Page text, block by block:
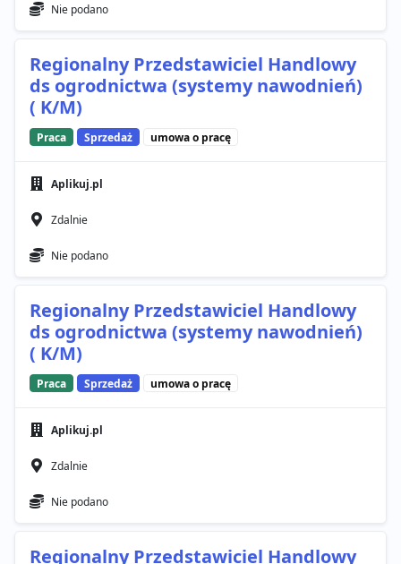
Nie podano
Regionalny Przedstawiciel Handlowy
ds ogrodnictwa (systemy nawodnień)
( K/M)
Praca Sprzedaż umowa o pracę
Aplikuj.pl
Zdalnie
Nie podano
Regionalny Przedstawiciel Handlowy
ds ogrodnictwa (systemy nawodnień)
( K/M)
Praca Sprzedaż umowa o pracę
Aplikuj.pl
Zdalnie
Nie podano
Regionalny Przedstawiciel Handlowy